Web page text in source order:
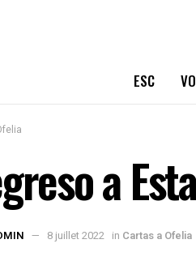
ESC
a
8 juillet 2022 in Cartas a Ofelia